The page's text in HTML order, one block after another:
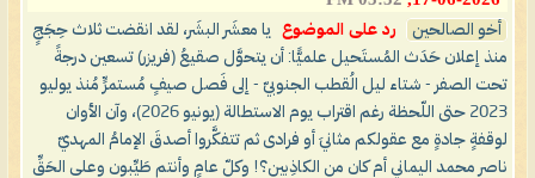
أخو الصالحين رد على الموضوع
يا معشَر البشَر، لقد انقضت ثلاث حِجَجٍ
منذ إعلان حَدَث المُستَحيل علميًّا: أن يتحوَّل صقيعُ (فريزر) تسعين درجةً
تحت الصفر - شتاء ليل الُقطب الجنوبيّ - إلى فَصل صيفٍ مُستمرٍّ مُنذ يوليو
2023 حتى اللّحظة رغم اقتراب يوم الاستطالة (يونيو 2026)، وآن الأوان
لوقفةٍ جادةٍ مع عقولكم مثانيَ أو فرادى ثم تتفكَّروا أصدقَ الإمامُ المهديّ
ناصر محمد اليماني أم كان من الكاذِبين؟! وكلّ عامٍ وأنتم طَيِّبون وعلى الحَقِّ